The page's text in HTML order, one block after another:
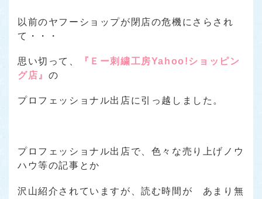
以前のヤフーショップが閉店の危機にさらされ
て・・・
思い切って、
『Ｅー刺繍工房Yahoo!ショッピン
グ店』 の
プロフェッショナル出店に引っ越しました。
プロフェッショナル出店で、色々な売り上げノウ
ハウ等の記事とか
沢山紹介されていますが、読む時間が あまり無